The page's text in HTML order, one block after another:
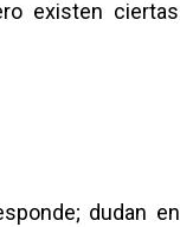
existen ciertas
dudan en